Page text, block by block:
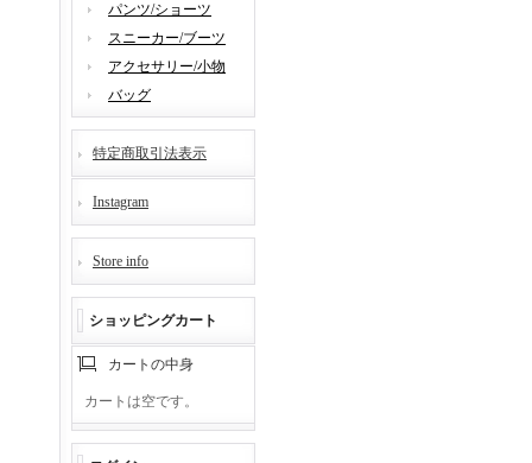
パンツ/ショーツ
スニーカー/ブーツ
アクセサリー/小物
バッグ
特定商取引法表示
Instagram
Store info
ショッピングカート
カートの中身
カートは空です。